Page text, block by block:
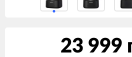
23 999